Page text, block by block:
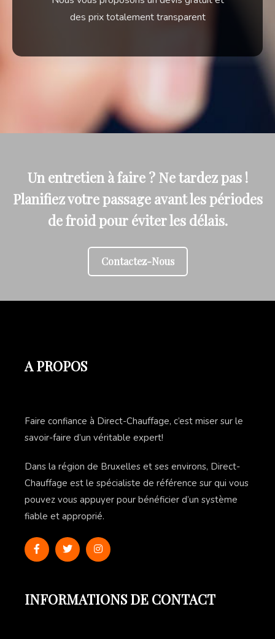
des prix totalement transparent
Un entretien à faire ? Ne tardez pas !
Planifiez votre passage avant les périodes
de froid pour éviter les délais.
Contactez-Nous
A PROPOS
Faire confiance à Direct-Chauffage, c’est miser sur le
savoir-faire d’un véritable expert!
Dans la région de Bruxelles et ses environs, Direct-
Chauffage est le spécialiste de référence sur qui vous
pouvez vous appuyer pour bénéficier d’un système
fiable et approprié.
INFORMATIONS DE CONTACT